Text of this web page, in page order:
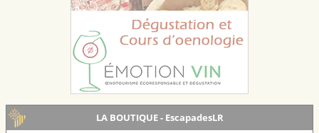
LA BOUTIQUE - EscapadesLR